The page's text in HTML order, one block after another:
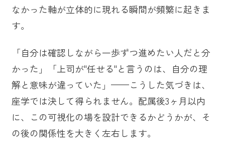
なかった軸が立体的に現れる瞬間が頻繁に起きま
す。
「自分は確認しながら一歩ずつ進めたい人だと分
かった」「上司が"任せる"と言うのは、自分の理
解と意味が違っていた」——こうした気づきは、
座学では決して得られません。配属後3ヶ月以内
に、この可視化の場を設計できるかどうかが、そ
の後の関係性を大きく左右します。